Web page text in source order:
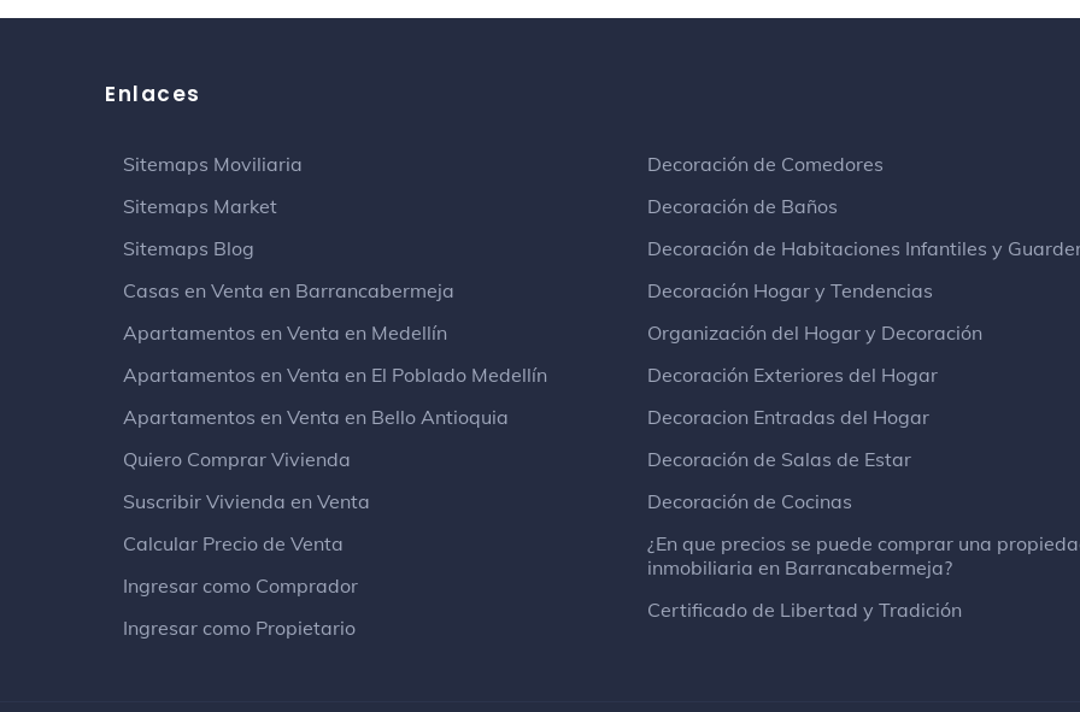
Enlaces
Sitemaps Moviliaria
Sitemaps Market
Sitemaps Blog
Casas en Venta en Barrancabermeja
Apartamentos en Venta en Medellín
Apartamentos en Venta en El Poblado Medellín
Apartamentos en Venta en Bello Antioquia
Quiero Comprar Vivienda
Suscribir Vivienda en Venta
Calcular Precio de Venta
Ingresar como Comprador
Ingresar como Propietario
Decoración de Comedores
Decoración de Baños
Decoración de Habitaciones Infantiles y
Decoración Hogar y Tendencias
Organización del Hogar y Decoración
Decoración Exteriores del Hogar
Decoracion Entradas del Hogar
Decoración de Salas de Estar
Decoración de Cocinas
¿En que precios se puede comprar una
inmobiliaria en Barrancabermeja?
Certificado de Libertad y Tradición